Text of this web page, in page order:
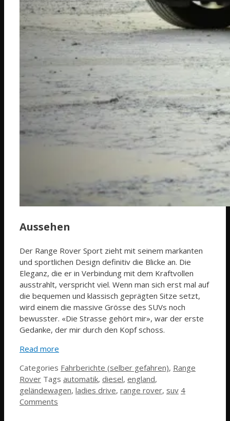
Aussehen
Der Range Rover Sport zieht mit seinem markanten
und sportlichen Design definitiv die Blicke an. Die
Eleganz, die er in Verbindung mit dem Kraftvollen
ausstrahlt, verspricht viel. Wenn man sich erst mal auf
die bequemen und klassisch geprägten Sitze setzt,
wird einem die massive Grösse des SUVs noch
bewusster. «Die Strasse gehört mir», war der erste
Gedanke, der mir durch den Kopf schoss.
Read more
Categories Fahrberichte (selber gefahren), Range
Rover Tags automatik, diesel, england,
geländewagen, ladies drive, range rover, suv 4
Comments